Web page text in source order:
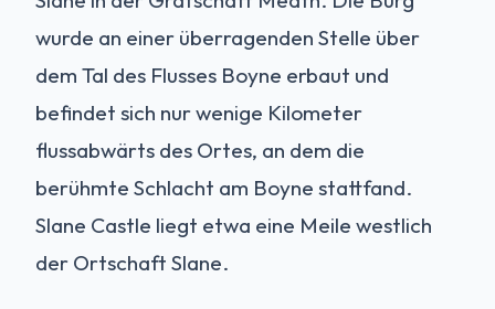
wurde an einer überragenden Stelle über
dem Tal des Flusses Boyne erbaut und
befindet sich nur wenige Kilometer
flussabwärts des Ortes, an dem die
berühmte Schlacht am Boyne stattfand.
Slane Castle liegt etwa eine Meile westlich
der Ortschaft Slane.